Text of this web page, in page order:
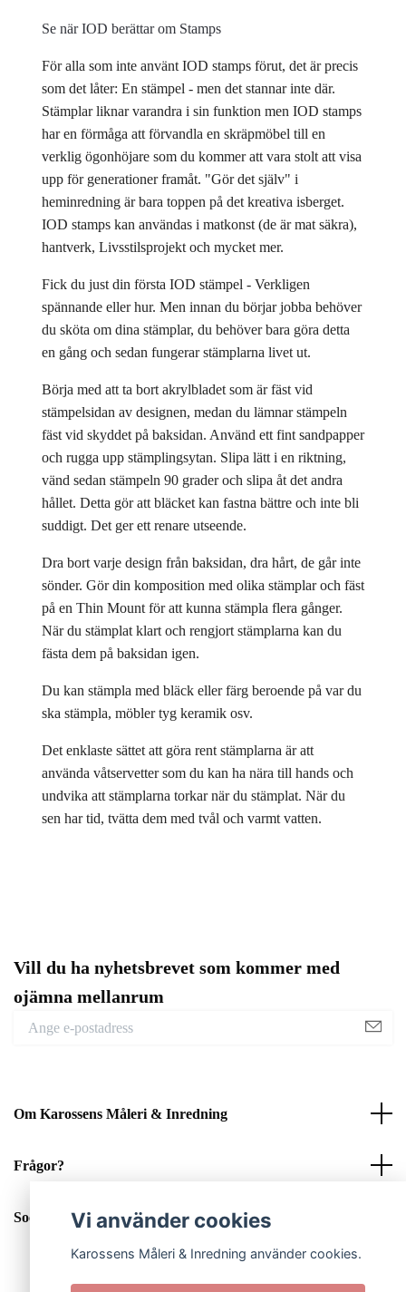
Se när IOD berättar om Stamps
För alla som inte använt IOD stamps förut, det är precis
som det låter: En stämpel - men det stannar inte där.
Stämplar liknar varandra i sin funktion men IOD stamps
har en förmåga att förvandla en skräpmöbel till en
verklig ögonhöjare som du kommer att vara stolt att visa
upp för generationer framåt. "Gör det själv" i
heminredning är bara toppen på det kreativa isberget.
IOD stamps kan användas i matkonst (de är mat säkra),
hantverk, Livsstilsprojekt och mycket mer.
Fick du just din första IOD stämpel - Verkligen
spännande eller hur. Men innan du börjar jobba behöver
du sköta om dina stämplar, du behöver bara göra detta
en gång och sedan fungerar stämplarna livet ut.
Börja med att ta bort akrylbladet som är fäst vid
stämpelsidan av designen, medan du lämnar stämpeln
fäst vid skyddet på baksidan. Använd ett fint sandpapper
och rugga upp stämplingsytan. Slipa lätt i en riktning,
vänd sedan stämpeln 90 grader och slipa åt det andra
hållet. Detta gör att bläcket kan fastna bättre och inte bli
suddigt. Det ger ett renare utseende.
Dra bort varje design från baksidan, dra hårt, de går inte
sönder. Gör din komposition med olika stämplar och fäst
på en Thin Mount för att kunna stämpla flera gånger.
När du stämplat klart och rengjort stämplarna kan du
fästa dem på baksidan igen.
Du kan stämpla med bläck eller färg beroende på var du
ska stämpla, möbler tyg keramik osv.
Det enklaste sättet att göra rent stämplarna är att
använda våtservetter som du kan ha nära till hands och
undvika att stämplarna torkar när du stämplat. När du
sen har tid, tvätta dem med tvål och varmt vatten.
Vill du ha nyhetsbrevet som kommer med
ojämna mellanrum
Om Karossens Måleri & Inredning
Frågor?
Sociala medierVi använder cookies
Karossens Måleri & Inredning använder cookies.